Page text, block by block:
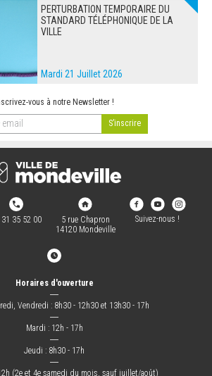
PERTURBATION TEMPORAIRE DU
STANDARD TÉLÉPHONIQUE DE LA
VILLE
Mardi 21 Juillet 2026
vous à notre Newsletter !
31 35 52 00
5 rue Chapron
14120 Mondeville
Suivez-nous !
Horaires d'ouverture
―
Vendredi : 8h30 - 12h30 et 13h30 - 17h
―
Mardi : 12h - 17h
―
Jeudi : 8h30 - 17h
―
(2e et 4e samedi du mois, sauf juillet/août)